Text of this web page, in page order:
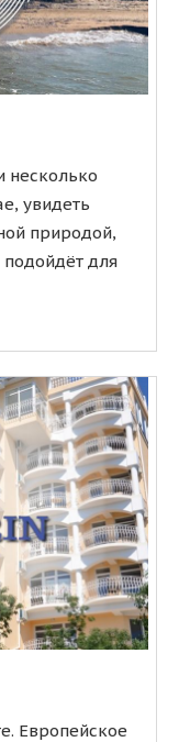
несколько
увидеть
природой,
для
Европейское